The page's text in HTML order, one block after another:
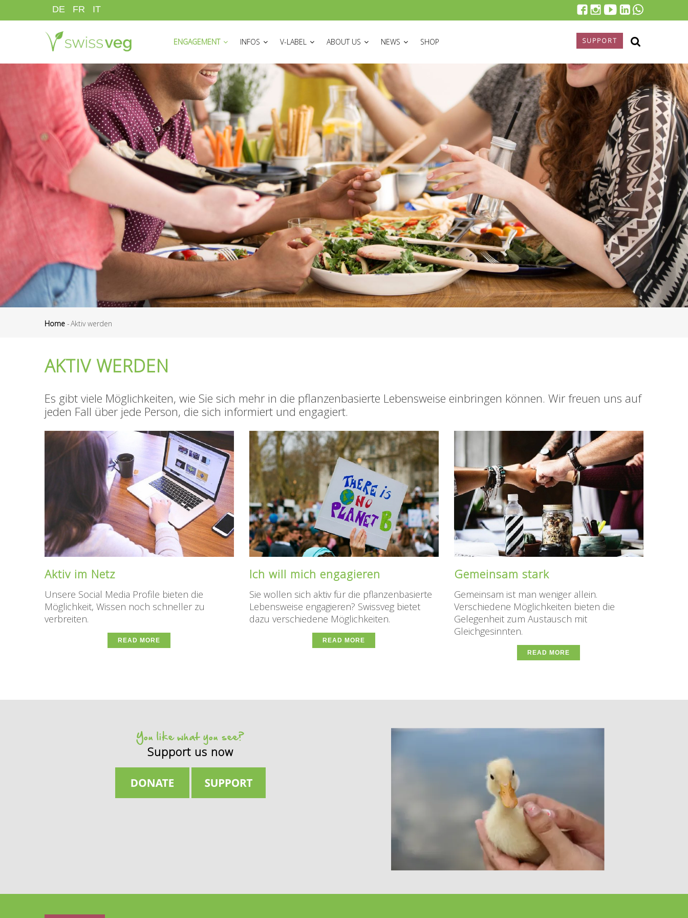
to
DE FR IT
ENGAGEMENT
INFOS V-LABEL ABOUT US NEWS SHOP SUPPORT
Home -Aktiv werden
AKTIV WERDEN
Es gibt viele Möglichkeiten, wie Sie sich mehr in die pflanzenbasierte Lebensweise einbringen können. Wir freuen uns auf
jeden Fall über jede Person, die sich informiert und engagiert.
Aktiv im Netz
Unsere Social Media Profile bieten die
Möglichkeit, Wissen noch schneller zu
verbreiten.
READ MORE
Ich will mich engagieren
Sie wollen sich aktiv für die pflanzenbasierte
Lebensweise engagieren? Swissveg bietet
dazu verschiedene Möglichkeiten.
READ MORE
Gemeinsam stark
Gemeinsam ist man weniger allein.
Verschiedene Möglichkeiten bieten die
Gelegenheit zum Austausch mit
Gleichgesinnten.
READ MORE
You like what you see?
Support us now